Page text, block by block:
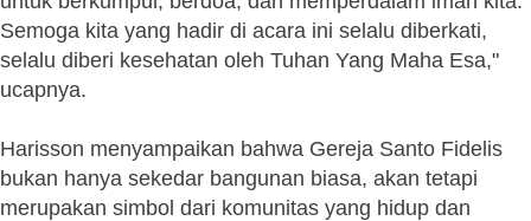
Semoga kita yang hadir di acara ini selalu diberkati,
selalu diberi kesehatan oleh Tuhan Yang Maha Esa,"
ucapnya.
Harisson menyampaikan bahwa Gereja Santo Fidelis
bukan hanya sekedar bangunan biasa, akan tetapi
merupakan simbol dari komunitas yang hidup dan